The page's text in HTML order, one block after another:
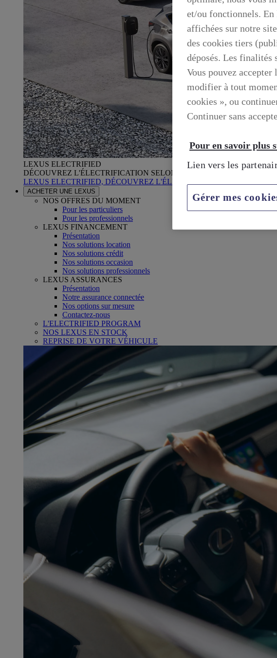
LEXUS ELECTRIFIED
DÉCOUVREZ L'ÉLECTRIFICATION SELON LEXUS
LEXUS ELECTRIFIED, DÉCOUVREZ L'ÉLECTRIFICATION SELON
ACHETER UNE LEXUS
NOS OFFRES DU MOMENT
Pour les particuliers
Pour les professionnels
LEXUS FINANCEMENT
Présentation
Nos solutions location
Nos solutions crédit
Nos solutions occasion
Nos solutions professionnels
LEXUS ASSURANCES
Présentation
Notre assurance connectée
Nos options sur mesure
Contactez-nous
L'ELECTRIFIED PROGRAM
NOS LEXUS EN STOCK
REPRISE DE VOTRE VÉHICULE
et/ou fonctionnels.
affichées sur notre
des cookies tiers
déposés. Les finalités
Vous pouvez
modifier à tout
cookies », ou
Continuer sans
Pour en savoir plus
Lien vers les
Gérer mes